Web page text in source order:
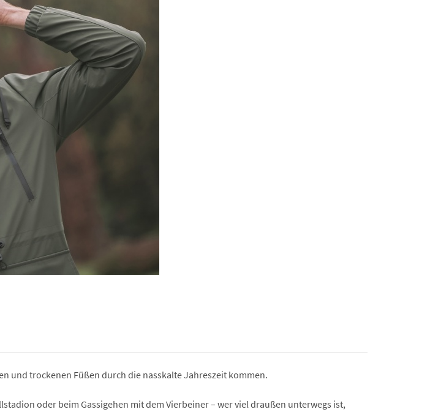
und trockenen Füßen durch die nasskalte Jahreszeit kommen.
oder beim Gassigehen mit dem Vierbeiner – wer viel draußen unterwegs ist,